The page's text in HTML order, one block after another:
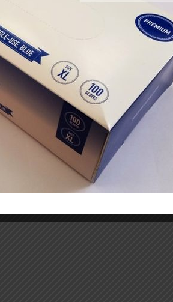
ΜΕ
ΑΠΟΛΥΜΑΝΤΙΚΑ-ΑΠΟΣΜΗΤΙΚΑ
ΑΠΟΛΥΜΑΝΤΙΚΟ ΝΕΟFORM
K PLUS 2LT
38.42€